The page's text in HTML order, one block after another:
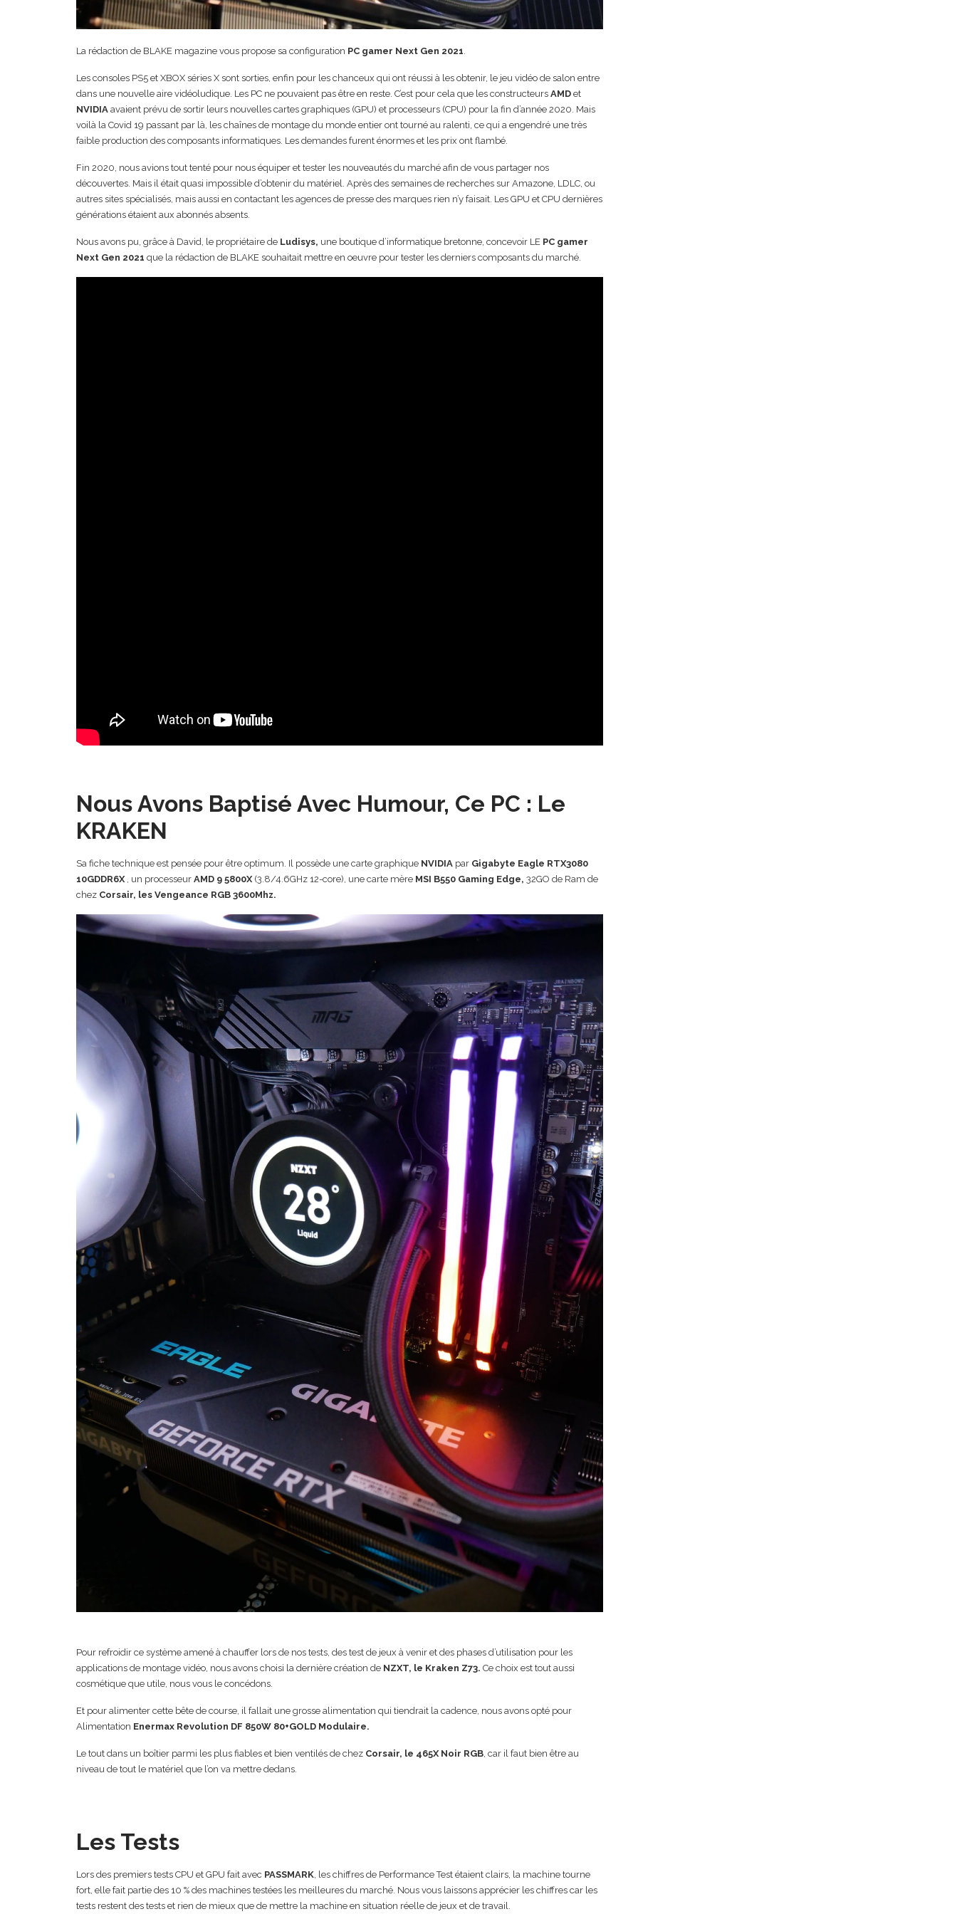
La rédaction de BLAKE magazine vous propose sa configuration PC gamer Next Gen 2021.
Les consoles PS5 et XBOX séries X sont sorties, enfin pour les chanceux qui ont réussi à les obtenir, le jeu vidéo de salon entre
dans une nouvelle aire vidéoludique. Les PC ne pouvaient pas être en reste. C’est pour cela que les constructeurs AMD et
NVIDIA avaient prévu de sortir leurs nouvelles cartes graphiques (GPU) et processeurs (CPU) pour la fin d’année 2020. Mais
voilà la Covid 19 passant par là, les chaînes de montage du monde entier ont tourné au ralenti, ce qui a engendré une très
faible production des composants informatiques. Les demandes furent énormes et les prix ont flambé.
Fin 2020, nous avions tout tenté pour nous équiper et tester les nouveautés du marché afin de vous partager nos
découvertes. Mais il était quasi impossible d’obtenir du matériel. Après des semaines de recherches sur Amazone, LDLC, ou
autres sites spécialisés, mais aussi en contactant les agences de presse des marques rien n’y faisait. Les GPU et CPU dernières
générations étaient aux abonnés absents.
Nous avons pu, grâce à David, le propriétaire de Ludisys, une boutique d’informatique bretonne, concevoir LE PC gamer
Next Gen 2021 que la rédaction de BLAKE souhaitait mettre en oeuvre pour tester les derniers composants du marché.
Nous Avons Baptisé Avec Humour, Ce PC : Le
KRAKEN
Sa fiche technique est pensée pour être optimum. Il possède une carte graphique NVIDIA par Gigabyte Eagle RTX3080
10GDDR6X , un processeur AMD 9 5800X(3.8/4.6GHz 12-core), une carte mère MSI B550 Gaming Edge, 32GO de Ram de
chez Corsair, les Vengeance RGB 3600Mhz.
Pour refroidir ce système amené à chauffer lors de nos tests, des test de jeux à venir et des phases d’utilisation pour les
applications de montage vidéo, nous avons choisi la dernière création de NZXT, le Kraken Z73. Ce choix est tout aussi
cosmétique que utile, nous vous le concédons.
Et pour alimenter cette bête de course, il fallait une grosse alimentation qui tiendrait la cadence, nous avons opté pour
Alimentation Enermax Revolution DF 850W 80+GOLD Modulaire.
Le tout dans un boîtier parmi les plus fiables et bien ventilés de chez Corsair, le 465X Noir RGB , car il faut bien être au
niveau de tout le matériel que l’on va mettre dedans.
Les Tests
Lors des premiers tests CPU et GPU fait avec PASSMARK , les chiffres de Performance Test étaient clairs, la machine tourne
fort, elle fait partie des 10 % des machines testées les meilleures du marché. Nous vous laissons apprécier les chiffres car les
tests restent des tests et rien de mieux que de mettre la machine en situation réelle de jeux et de travail.